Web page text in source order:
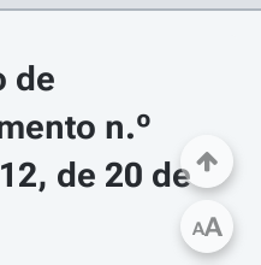
de
n.º
de 20 de
AA